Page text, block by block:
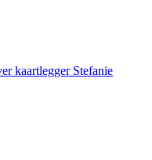
kaartlegger Stefanie